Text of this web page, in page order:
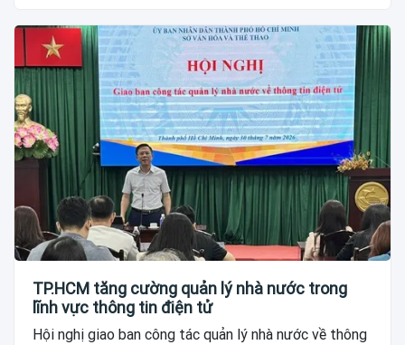
TP.HCM tăng cường quản lý nhà nước trong
lĩnh vực thông tin điện tử
Hội nghị giao ban công tác quản lý nhà nước về thông